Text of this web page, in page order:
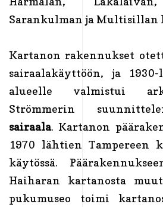
Sarankulman ja Multisillan
Kartanon rakennukset
sairaalakäyttöön, ja
alueelle valmistui
Strömmerin
sairaala. Kartanon
1970 lähtien Tampereen
käytössä.
Haiharan kartanosta
pukumuseo toimi